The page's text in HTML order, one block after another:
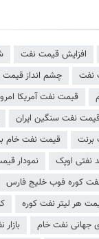
افزایش قیمت نفت
نفت
چشم انداز
قیمت نفت آمریکا
نفت سنگین ایران
قیمت نفت خام
نفتی اوپک نمودار
کوره فوب خلیج فارس
هر لیتر نفت کوره
جهانی نفت خام